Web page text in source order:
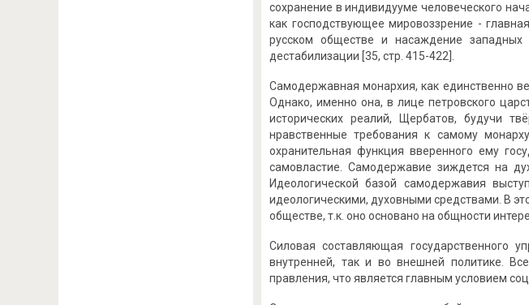
сохранение в индивидууме человеческого
как господствующее мировоззрение -
русском обществе и насаждение
дестабилизации [35, стр. 415-422].
Самодержавная монархия, как единственно
Однако, именно она, в лице петровского
исторических реалий, Щербатов, будучи
нравственные требования к самому
охранительная функция вверенного ему
самовластие. Самодержавие зиждется на
Идеологической базой самодержавия
идеологическими, духовными средствами. В
обществе, т.к. оно основано на общности
Силовая составляющая государственного
внутренней, так и во внешней политике.
правления, что является главным условием